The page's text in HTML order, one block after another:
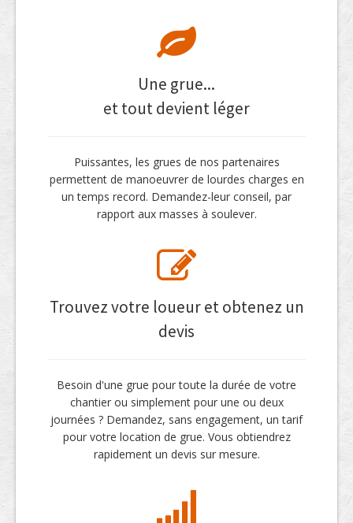
Une grue...
et tout devient léger
Puissantes, les grues de nos partenaires
permettent de manoeuvrer de lourdes charges en
un temps record. Demandez-leur conseil, par
rapport aux masses à soulever.
Trouvez votre loueur et obtenez un
devis
Besoin d'une grue pour toute la durée de votre
chantier ou simplement pour une ou deux
journées ? Demandez, sans engagement, un tarif
pour votre location de grue. Vous obtiendrez
rapidement un devis sur mesure.